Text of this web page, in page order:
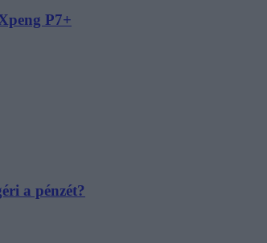
P7+
a pénzét?